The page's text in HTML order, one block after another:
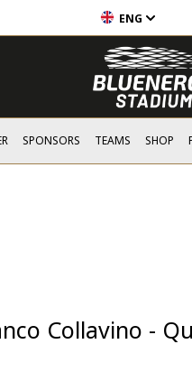
ENG
SPONSORS TEAMS SHOP
Collavino -